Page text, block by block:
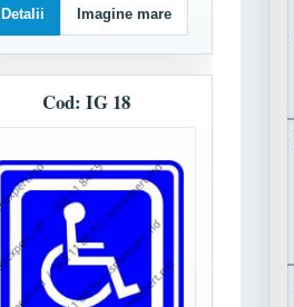
Detalii Imagine mare
Cod: IG 18